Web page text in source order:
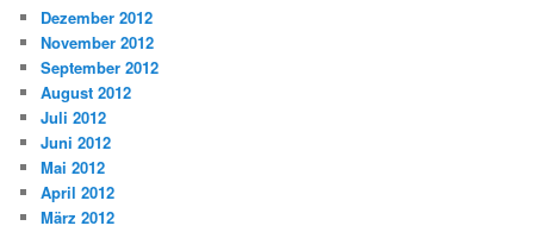
Dezember 2012
November 2012
September 2012
August 2012
Juli 2012
Juni 2012
Mai 2012
April 2012
März 2012